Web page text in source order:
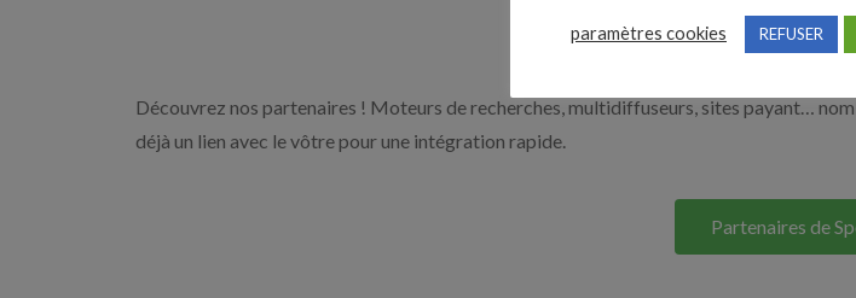
Nos solutions
Découvrez nos partenaires ! Moteurs de recherches, multidiffuseurs, sites payant…
déjà un lien avec le vôtre pour une intégration rapide.
Partenaires de
paramètres cookies REFUSER